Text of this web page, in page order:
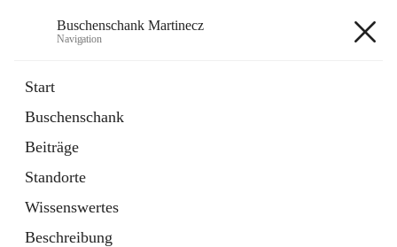
Buschenschank Martinecz
Navigation
Start
Buschenschank
Beiträge
Standorte
Wissenswertes
Beschreibung
Artikel
in
Tab
Der Buschenschank
öffnet
in
neuem
Tab